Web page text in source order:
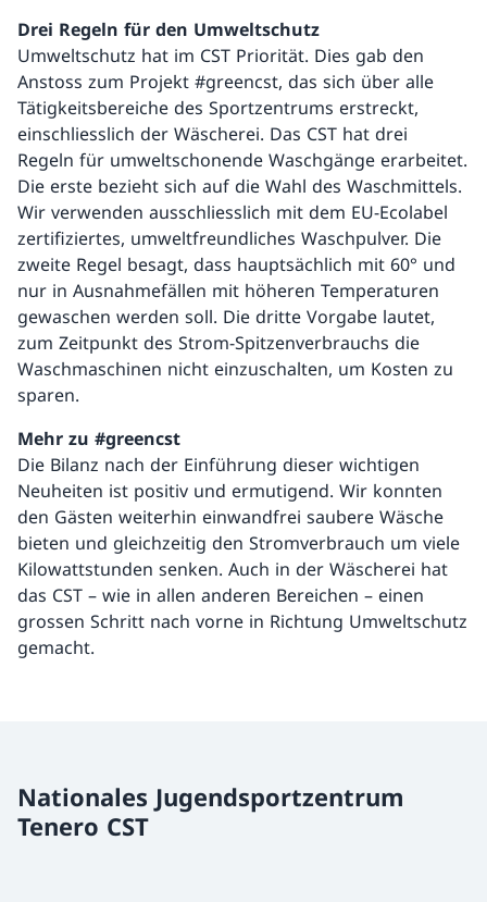
Drei Regeln für den Umweltschutz
Umweltschutz hat im CST Priorität. Dies gab den
Anstoss zum Projekt #greencst, das sich über alle
Tätigkeitsbereiche des Sportzentrums erstreckt,
einschliesslich der Wäscherei. Das CST hat drei
Regeln für umweltschonende Waschgänge erarbeitet.
Die erste bezieht sich auf die Wahl des Waschmittels.
Wir verwenden ausschliesslich mit dem EU-Ecolabel
zertifiziertes, umweltfreundliches Waschpulver. Die
zweite Regel besagt, dass hauptsächlich mit 60° und
nur in Ausnahmefällen mit höheren Temperaturen
gewaschen werden soll. Die dritte Vorgabe lautet,
zum Zeitpunkt des Strom-Spitzenverbrauchs die
Waschmaschinen nicht einzuschalten, um Kosten zu
sparen.
Mehr zu #greencst
Die Bilanz nach der Einführung dieser wichtigen
Neuheiten ist positiv und ermutigend. Wir konnten
den Gästen weiterhin einwandfrei saubere Wäsche
bieten und gleichzeitig den Stromverbrauch um viele
Kilowattstunden senken. Auch in der Wäscherei hat
das CST – wie in allen anderen Bereichen – einen
grossen Schritt nach vorne in Richtung Umweltschutz
gemacht.
Nationales Jugendsportzentrum
Tenero CST